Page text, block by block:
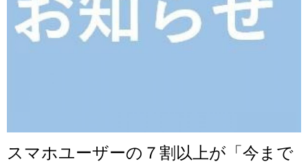
スマホユーザーの７割以上が「今まで